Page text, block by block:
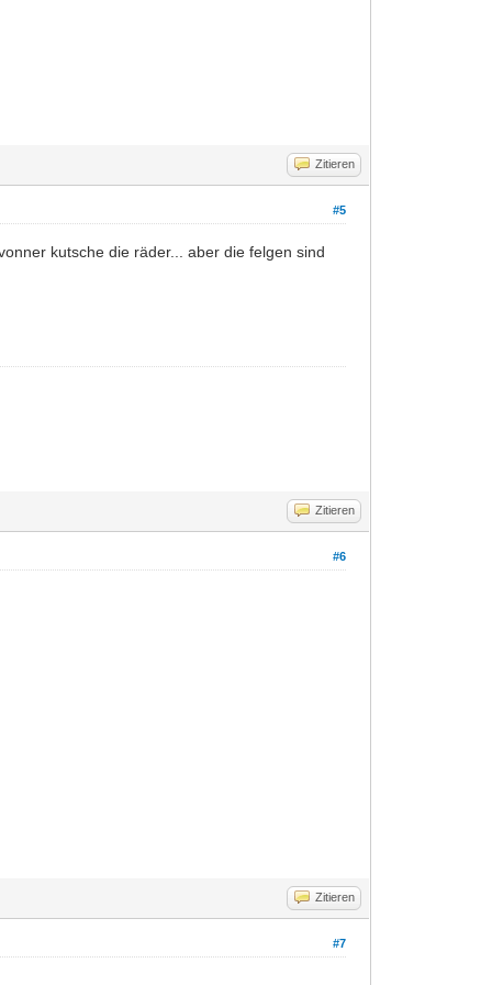
Zitieren
#5
kutsche die räder... aber die felgen sind
Zitieren
#6
Zitieren
#7